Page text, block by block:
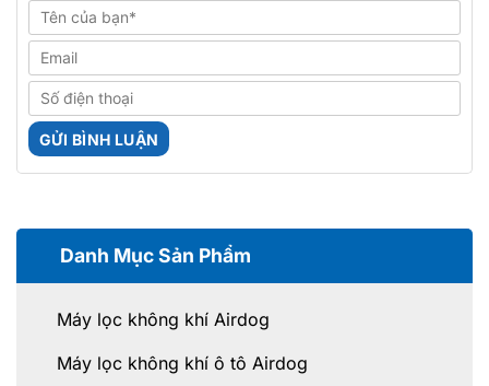
Danh Mục Sản Phẩm
Máy lọc không khí Airdog
Máy lọc không khí ô tô Airdog